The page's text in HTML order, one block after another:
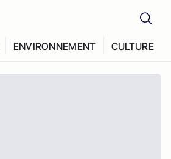
ENVIRONNEMENT CULTURE